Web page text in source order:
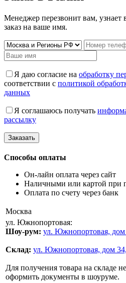
Менеджер перезвонит вам, узнает
заказ на ваше имя.
Я даю согласие на обработку
соответствии с политикой
данных
Я соглашаюсь получать
рассылку
Способы оплаты
Он-лайн оплата через сайт
Наличными или картой при
Оплата по счету через банк
Москва
ул. Южнопортовая:
Шоу-рум: ул. Южнопортовая, дом
Склад: ул. Южнопортовая, дом
Для получения товара на складе
оформить документы в шоуруме.